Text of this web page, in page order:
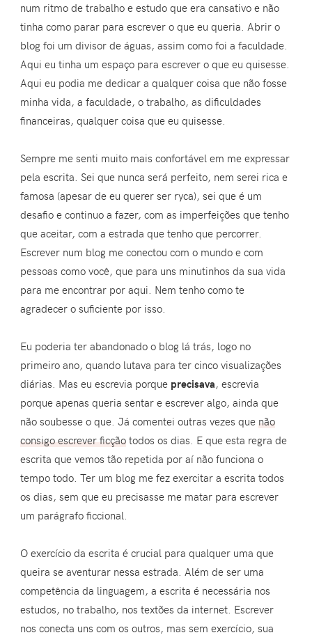
num ritmo de trabalho e estudo que era cansativo e não
tinha como parar para escrever o que eu queria. Abrir o
blog foi um divisor de águas, assim como foi a faculdade.
Aqui eu tinha um espaço para escrever o que eu quisesse.
Aqui eu podia me dedicar a qualquer coisa que não fosse
minha vida, a faculdade, o trabalho, as dificuldades
financeiras, qualquer coisa que eu quisesse.
Sempre me senti muito mais confortável em me expressar
pela escrita. Sei que nunca será perfeito, nem serei rica e
famosa (apesar de eu querer ser ryca), sei que é um
desafio e continuo a fazer, com as imperfeições que tenho
que aceitar, com a estrada que tenho que percorrer.
Escrever num blog me conectou com o mundo e com
pessoas como você, que para uns minutinhos da sua vida
para me encontrar por aqui. Nem tenho como te
agradecer o suficiente por isso.
Eu poderia ter abandonado o blog lá trás, logo no
primeiro ano, quando lutava para ter cinco visualizações
diárias. Mas eu escrevia porque precisava, escrevia
porque apenas queria sentar e escrever algo, ainda que
não soubesse o que. Já comentei outras vezes que não
consigo escrever ficção todos os dias. E que esta regra de
escrita que vemos tão repetida por aí não funciona o
tempo todo. Ter um blog me fez exercitar a escrita todos
os dias, sem que eu precisasse me matar para escrever
um parágrafo ficcional.
O exercício da escrita é crucial para qualquer uma que
queira se aventurar nessa estrada. Além de ser uma
competência da linguagem, a escrita é necessária nos
estudos, no trabalho, nos textões da internet. Escrever
nos conecta uns com os outros, mas sem exercício, sua